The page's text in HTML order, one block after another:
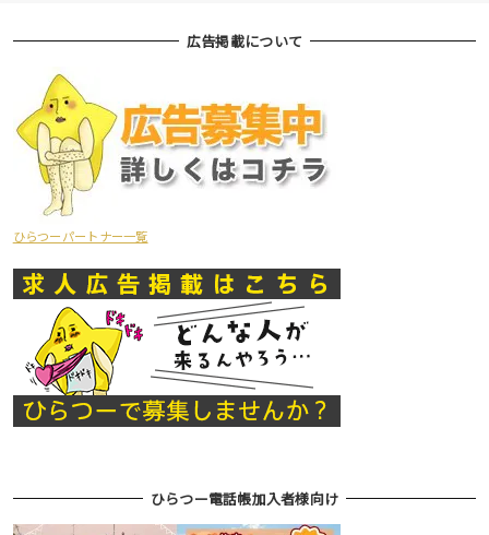
広告掲載について
ひらつーパートナー一覧
ひらつー電話帳加入者様向け